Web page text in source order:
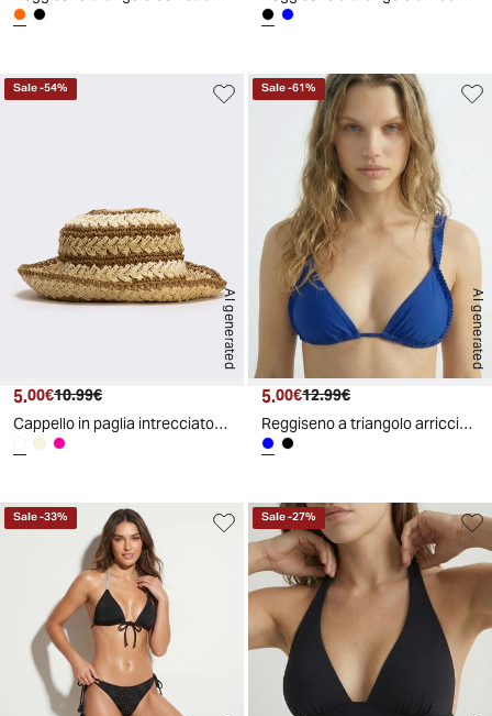
AI generated
Sale-54%
Prezzo attuale
5.00€ Prezzo originale
10.99€
Cappello in paglia intrecciato a righe - Bianco natural
AI generated
Sale-61%
Prezzo attuale
5.00€ Prezzo originale
12.99€
Reggiseno a triangolo arricciato per lei - Blu
Sale-33% Sale-27%